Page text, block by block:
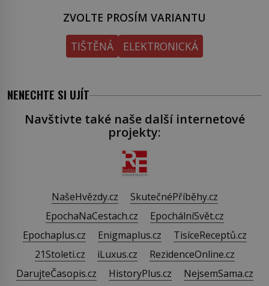
ZVOLTE PROSÍM VARIANTU
TIŠTĚNÁ
ELEKTRONICKÁ
NENECHTE SI UJÍT
Navštivte také naše další internetové
projekty:
NašeHvězdy.cz
SkutečnéPříběhy.cz
EpochaNaCestach.cz
EpochálníSvět.cz
Epochaplus.cz
Enigmaplus.cz
TisíceReceptů.cz
21Stoleti.cz
iLuxus.cz
RezidenceOnline.cz
DarujteČasopis.cz
HistoryPlus.cz NejsemSama.cz